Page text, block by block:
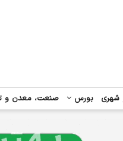
بورس صنعت، معدن و